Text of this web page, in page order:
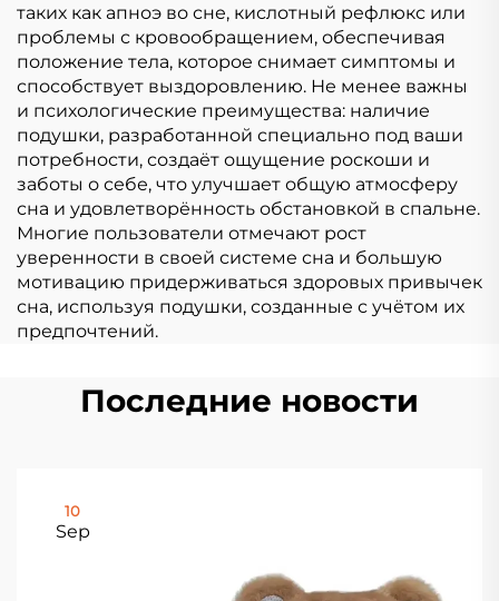
таких как апноэ во сне, кислотный рефлюкс или
проблемы с кровообращением, обеспечивая
положение тела, которое снимает симптомы и
способствует выздоровлению. Не менее важны
и психологические преимущества: наличие
подушки, разработанной специально под ваши
потребности, создаёт ощущение роскоши и
заботы о себе, что улучшает общую атмосферу
сна и удовлетворённость обстановкой в спальне.
Многие пользователи отмечают рост
уверенности в своей системе сна и большую
мотивацию придерживаться здоровых привычек
сна, используя подушки, созданные с учётом их
предпочтений.
Последние новости
10
Sep